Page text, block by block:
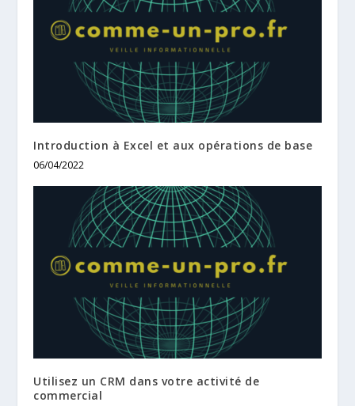
Introduction à Excel et aux opérations de base
06/04/2022
Utilisez un CRM dans votre activité de
commercial